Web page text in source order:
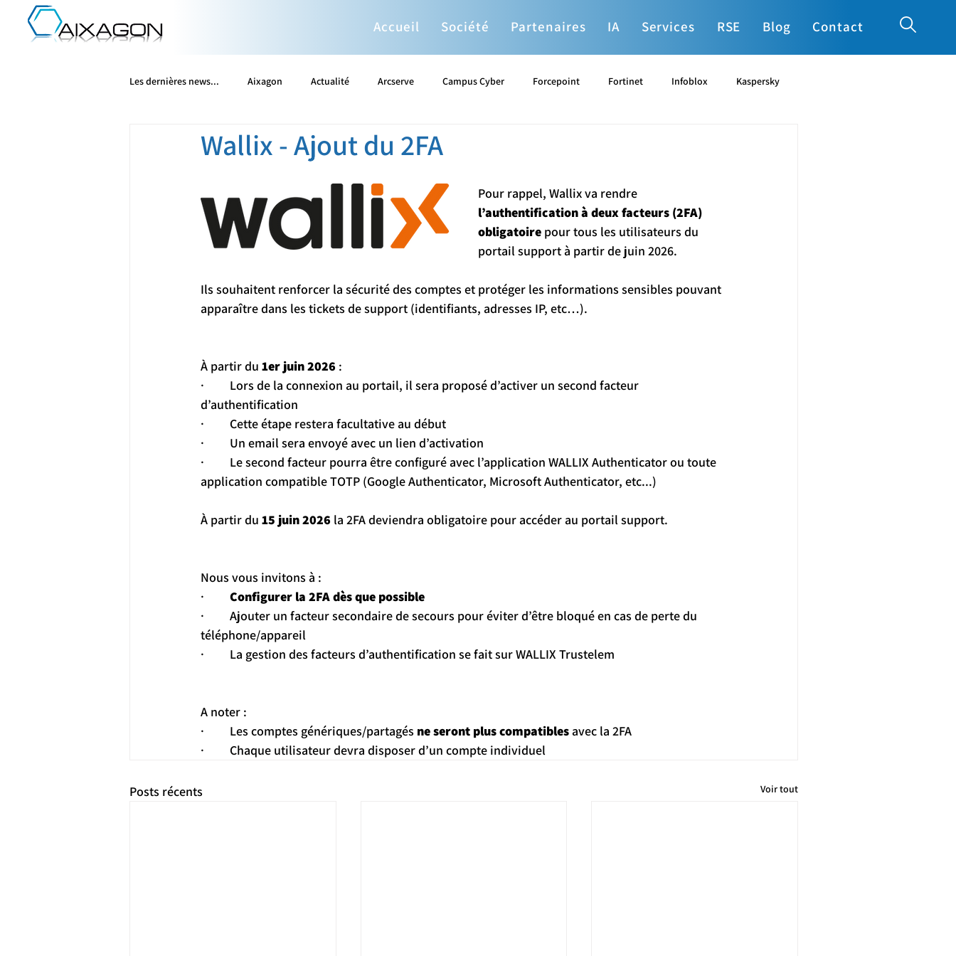
Accueil Société Partenaires IA Services RSE Blog Contact
Les dernières news... Aixagon Actualité Arcserve Campus Cyber Forcepoint Fortinet Infoblox Kaspersky
Olfeo Patrowl Proxmox Sophos
Wallix WithSecure
Wallix - Ajout du 2FA
Pour rappel, Wallix va rendre
l’authentification à deux facteurs (2FA)
obligatoire pour tous les utilisateurs du
portail support à partir de juin 2026.
Ils souhaitent renforcer la sécurité des comptes et protéger les informations sensibles pouvant
apparaître dans les tickets de support (identifiants, adresses IP, etc…).
À partir du 1er juin 2026 :
·         Lors de la connexion au portail, il sera proposé d’activer un second facteur
d’authentification
·         Cette étape restera facultative au début
·         Un email sera envoyé avec un lien d’activation
·         Le second facteur pourra être configuré avec l’application WALLIX Authenticator ou toute
application compatible TOTP (Google Authenticator, Microsoft Authenticator, etc...)
À partir du 15 juin 2026 la 2FA deviendra obligatoire pour accéder au portail support.
Nous vous invitons à :
· Configurer la 2FA dès que possible
·         Ajouter un facteur secondaire de secours pour éviter d’être bloqué en cas de perte du
téléphone/appareil
·         La gestion des facteurs d’authentification se fait sur WALLIX Trustelem
A noter :
·         Les comptes génériques/partagés ne seront plus compatibles avec la 2FA
·         Chaque utilisateur devra disposer d’un compte individuel
Posts récents Voir tout